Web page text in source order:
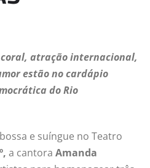
coral, atração internacional,
estão no cardápio
do Rio
e suíngue no Teatro
a cantora Amanda